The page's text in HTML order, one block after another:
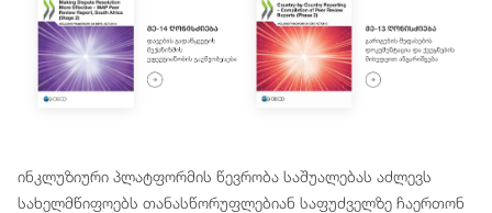
ინკლუზიური პლატფორმის წევრობა საშუალებას აძლევს
სახელმწიფოებს თანასწორუფლებიან საფუძველზე ჩაერთონ